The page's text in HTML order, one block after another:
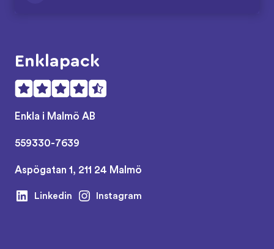
Enklapack
Enkla i Malmö AB
559330-7639
Aspögatan 1, 211 24 Malmö
Linkedin Instagram